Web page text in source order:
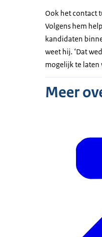
Ook het contact
Volgens hem
kandidaten
weet hij. ‘Dat
mogelijk te laten
Meer